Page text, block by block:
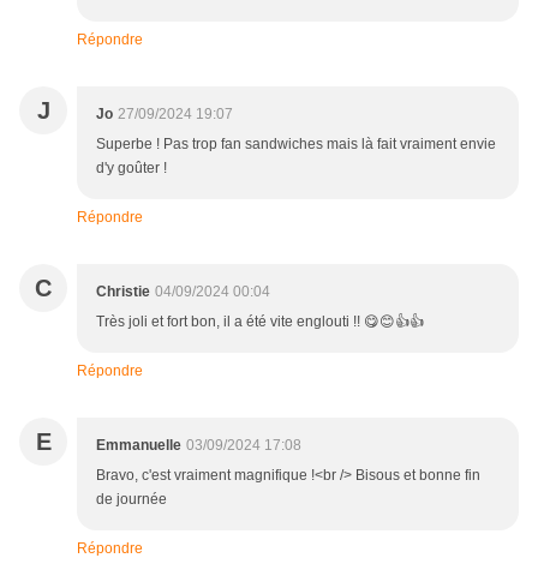
Répondre
J Jo 27/09/2024 19:07
Superbe ! Pas trop fan sandwiches mais là fait vraiment envie
d'y goûter !
Répondre
C Christie 04/09/2024 00:04
Très joli et fort bon, il a été vite englouti !! 😋😊👍👍
Répondre
E Emmanuelle 03/09/2024 17:08
Bravo, c'est vraiment magnifique !<br /> Bisous et bonne fin
de journée
Répondre